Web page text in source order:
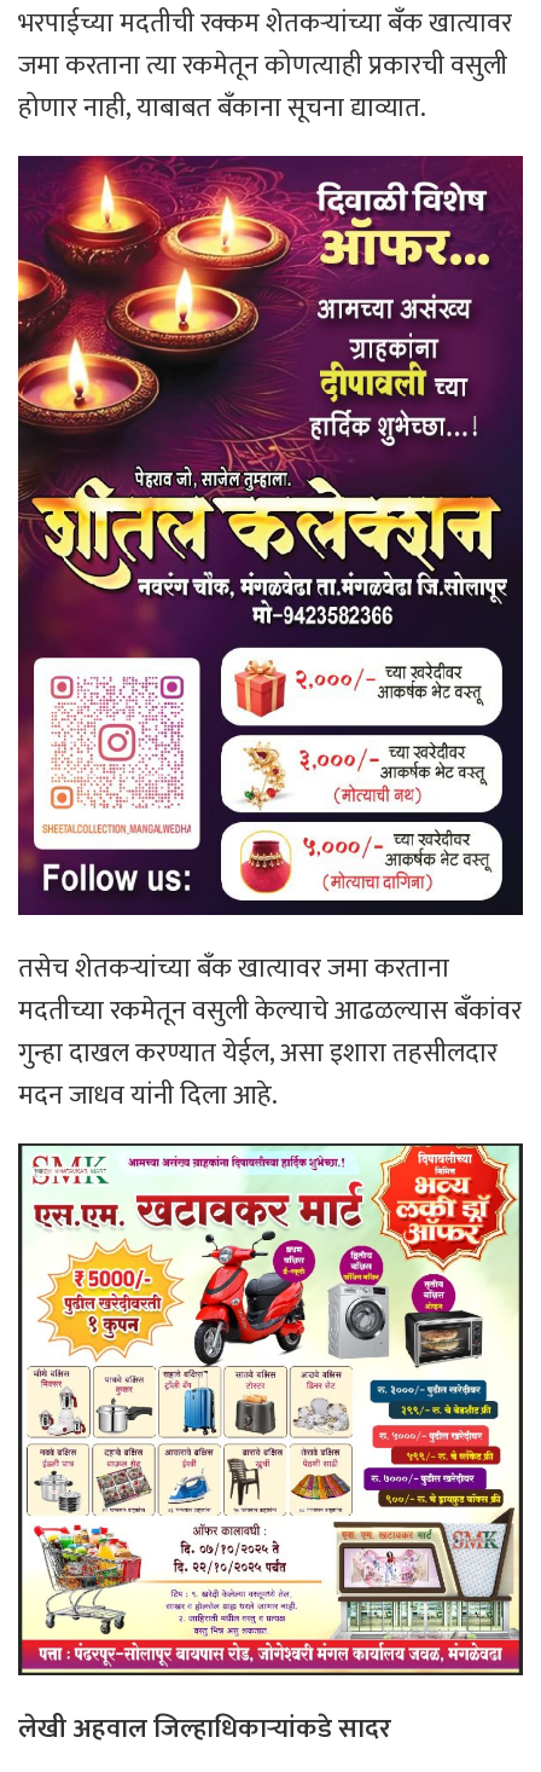
भरपाईच्या मदतीची रक्कम शेतकऱ्यांच्या बँक खात्यावर
जमा करताना त्या रकमेतून कोणत्याही प्रकारची वसुली
होणार नाही, याबाबत बँकाना सूचना द्याव्यात.
तसेच शेतकऱ्यांच्या बँक खात्यावर जमा करताना
मदतीच्या रकमेतून वसुली केल्याचे आढळल्यास बँकांवर
गुन्हा दाखल करण्यात येईल, असा इशारा तहसीलदार
मदन जाधव यांनी दिला आहे.
लेखी अहवाल जिल्हाधिकाऱ्यांकडे सादर